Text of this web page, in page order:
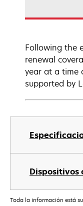
Dispositivos
Following the
renewal
year at a time
supported by
Toda la información está